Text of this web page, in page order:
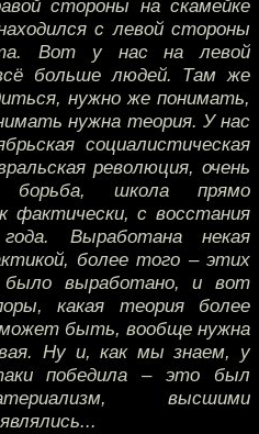
стороны на скамейке
с левой стороны
Вот у нас на левой
больше людей. Там же
нужно же понимать,
нужна теория. У нас
социалистическая
революция, очень
борьба, школа прямо
фактически, с восстания
Выработана некая
более того – этих
было выработано, и вот
какая теория более
может быть, вообще нужна
Ну и, как мы знаем, у
победила – это был
высшими